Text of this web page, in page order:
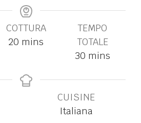
COTTURA
20 mins
TEMPO
TOTALE
30 mins
CUISINE
Italiana